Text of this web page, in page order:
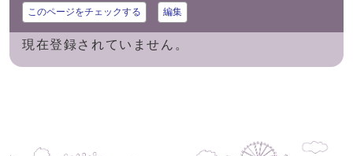
このページをチェックする 編集
現在登録されていません。